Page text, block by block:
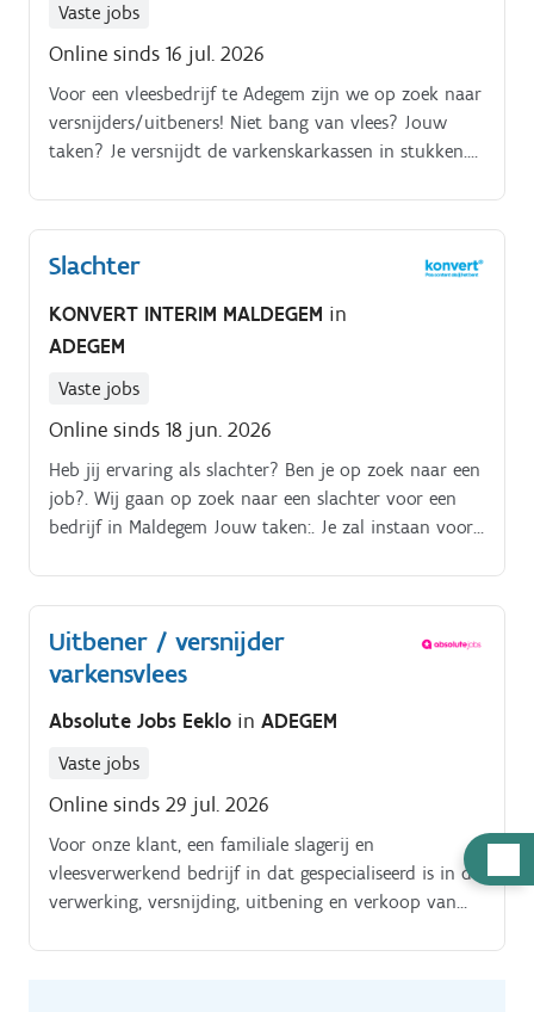
Vaste jobs
Online sinds 16 jul. 2026
Voor een vleesbedrijf te Adegem zijn we op zoek naar
versnijders/uitbeners! Niet bang van vlees? Jouw
taken? Je versnijdt de varkenskarkassen in stukken.
Slachter
KONVERT INTERIM MALDEGEM in
ADEGEM
Vaste jobs
Online sinds 18 jun. 2026
Heb jij ervaring als slachter? Ben je op zoek naar een
job?. Wij gaan op zoek naar een slachter voor een
bedrijf in Maldegem Jouw taken:. Je zal instaan voor
Je werkt in een kleinere groep waar je 7 werkposten
zal aangeleerd krijgen Bij de opstart zal je meehelpen
om de dieren te lossen van de vrachtwagen tot in de
stallen
Uitbener / versnijder
varkensvlees
Absolute Jobs Eeklo in ADEGEM
Vaste jobs
Online sinds 29 jul. 2026
Voor onze klant, een familiale slagerij en
vleesverwerkend bedrijf in dat gespecialiseerd is in de
verwerking, versnijding, uitbening en verkoop van